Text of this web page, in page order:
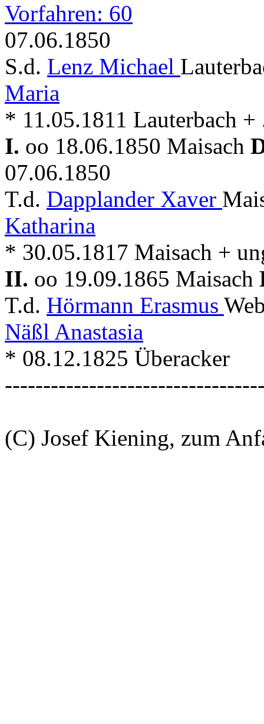
Vorfahren: 60
07.06.1850
S.d. Lenz Michael
Maria
* 11.05.1811 Lauterbach +
I. oo 18.06.1850 Maisach
07.06.1850
T.d. Dapplander Xaver
Katharina
* 30.05.1817 Maisach +
II. oo 19.09.1865 Maisach
T.d. Hörmann Erasmus
Näßl Anastasia
* 08.12.1825 Überacker
(C) Josef Kiening, zum